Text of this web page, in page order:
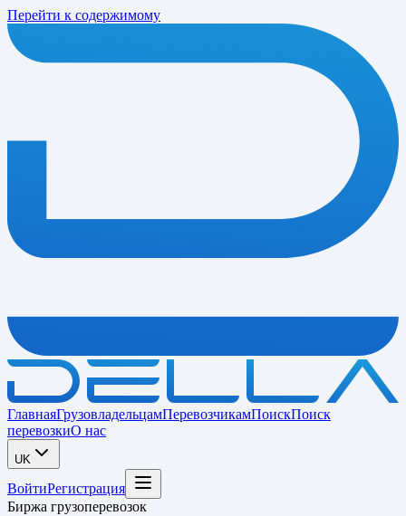
Перейти к содержимому
ГлавнаяГрузовладельцамПеревозчикамПоискПоиск
перевозкиО нас
UK
ВойтиРегистрация
Биржа грузоперевозок